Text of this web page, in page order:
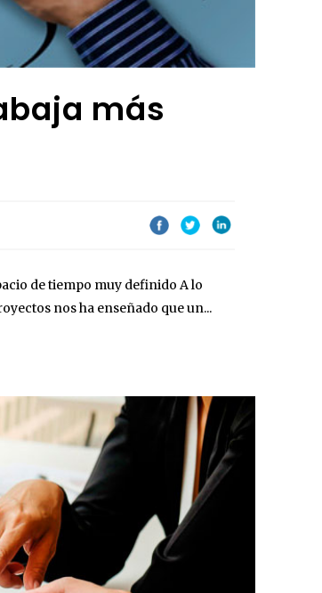
más
de tiempo muy definido A lo
nos ha enseñado que un...